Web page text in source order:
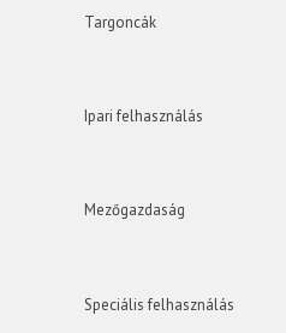
Targoncák
Ipari felhasználás
Mezőgazdaság
Speciális felhasználás